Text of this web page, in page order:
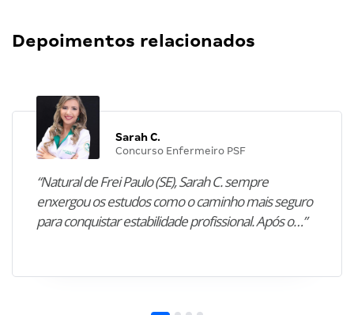
Depoimentos relacionados
Sarah C.
Concurso Enfermeiro PSF
“Natural de Frei Paulo (SE), Sarah C. sempre
enxergou os estudos como o caminho mais seguro
para conquistar estabilidade profissional. Após o…”